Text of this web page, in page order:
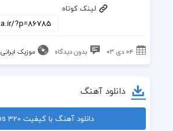
لینک کوتاه
۰۴ دی ۰۳ بدون دیدگاه موزیک ایرانی
دانلود آهنگ
دانلود آهنگ با کیفیت 320 kbps